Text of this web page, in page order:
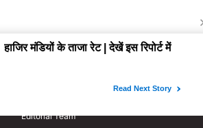
Today. All rights Reserved. Powered by TIMES
Policy
Editorial Team